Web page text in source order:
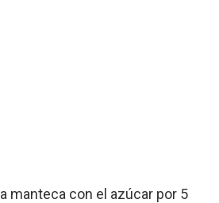
manteca con el azúcar por 5